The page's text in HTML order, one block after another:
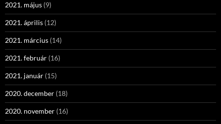
2021. május (9)
2021. április (12)
2021. március (14)
2021. február (16)
2021. január (15)
2020. december (18)
2020. november (16)